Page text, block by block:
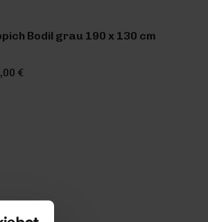
Bodil grau 190 x 130 cm
€